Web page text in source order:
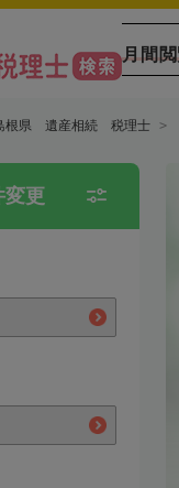
月間
根県 遺産相続 税理士
変更